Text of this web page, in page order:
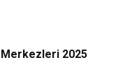
2025